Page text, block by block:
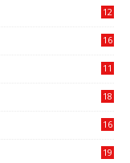
12
16
11
18
16
19